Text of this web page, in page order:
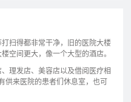
扫得都非常干净，旧的医院大楼
空间更大，像一个大型的酒店。
理发店、美容店以及借阅医疗相
供来医院的患者们休息室，也可